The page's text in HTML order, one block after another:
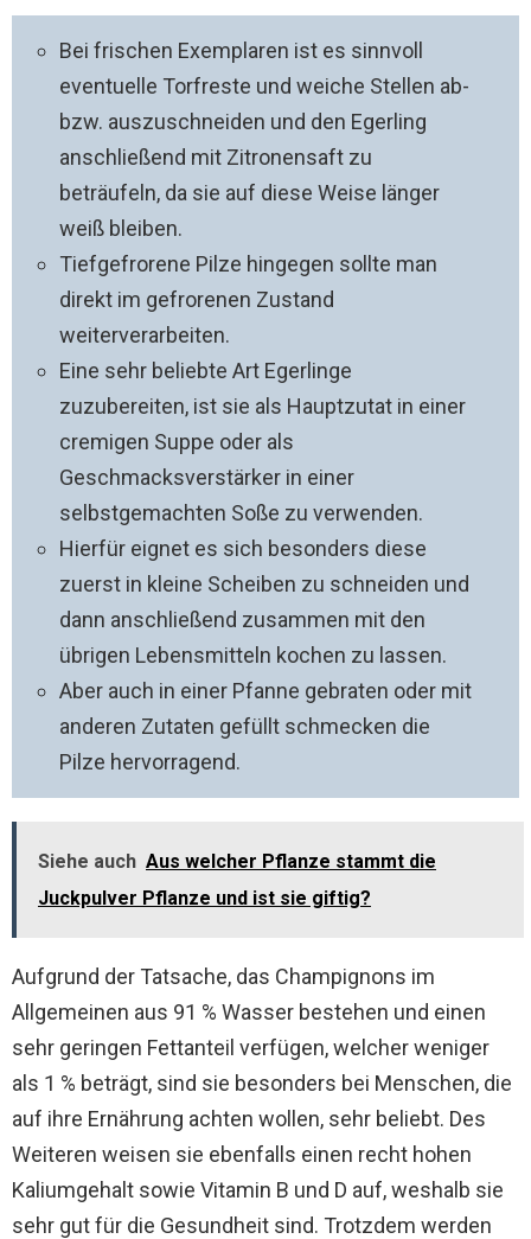
Bei frischen Exemplaren ist es sinnvoll
eventuelle Torfreste und weiche Stellen ab-
bzw. auszuschneiden und den Egerling
anschließend mit Zitronensaft zu
beträufeln, da sie auf diese Weise länger
weiß bleiben.
Tiefgefrorene Pilze hingegen sollte man
direkt im gefrorenen Zustand
weiterverarbeiten.
Eine sehr beliebte Art Egerlinge
zuzubereiten, ist sie als Hauptzutat in einer
cremigen Suppe oder als
Geschmacksverstärker in einer
selbstgemachten Soße zu verwenden.
Hierfür eignet es sich besonders diese
zuerst in kleine Scheiben zu schneiden und
dann anschließend zusammen mit den
übrigen Lebensmitteln kochen zu lassen.
Aber auch in einer Pfanne gebraten oder mit
anderen Zutaten gefüllt schmecken die
Pilze hervorragend.
Siehe auch Aus welcher Pflanze stammt die
Juckpulver Pflanze und ist sie giftig?
Aufgrund der Tatsache, das Champignons im
Allgemeinen aus 91 % Wasser bestehen und einen
sehr geringen Fettanteil verfügen, welcher weniger
als 1 % beträgt, sind sie besonders bei Menschen, die
auf ihre Ernährung achten wollen, sehr beliebt. Des
Weiteren weisen sie ebenfalls einen recht hohen
Kaliumgehalt sowie Vitamin B und D auf, weshalb sie
sehr gut für die Gesundheit sind. Trotzdem werden